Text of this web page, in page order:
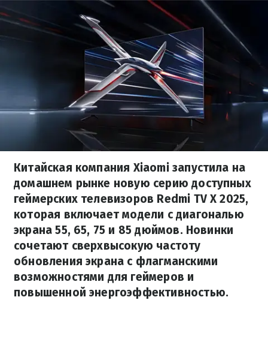
Китайская компания Xiaomi запустила на
домашнем рынке новую серию доступных
геймерских телевизоров Redmi TV X 2025,
которая включает модели с диагональю
экрана 55, 65, 75 и 85 дюймов. Новинки
сочетают сверхвысокую частоту
обновления экрана с флагманскими
возможностями для геймеров и
повышенной энергоэффективностью.